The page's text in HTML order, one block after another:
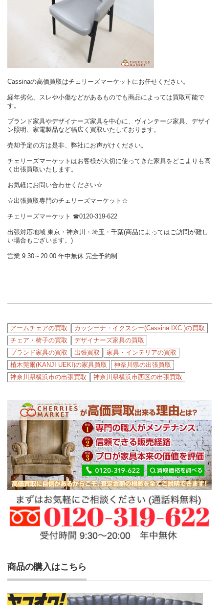
Cassinaの高価買取はチェリーズマーケットにお任せください。
経年劣化、スレや小傷などがあるものでも商品によっては買取可能で
す。
ブランド家具やデザイナーズ家具を中心に、ヴィンテージ家具、デザイ
ン照明、家電製品など幅広く買取いたしております。
売却予定の方は是非、弊社にお声がけください。
チェリーズマーケットはお客様が大切に使ってきた家具をどこよりも高
く出張買取いたします。
お気軽にお問い合わせください☆
☆出張買取専門のチェリーズマーケット☆
チェリーズマーケット ☎︎0120-319-622
出張対応地域 東京・神奈川・埼玉・千葉(商品によってはご訪問が難し
い場合もございます。)
営業 9:30～20:00 年中無休 完全予約制
アームチェアの買取
カッシーナ・イクスシー(Cassina IXC.)の買取
チェア・椅子の買取
デザイナーズ家具の買取
ブランド家具の買取
出張買取
家具・インテリアの買取
植木莞爾(KANJI UEKI)の家具買取
神奈川県の出張買取
神奈川県横浜市の出張買取
神奈川県横浜市西区の出張買取
商品の購入はこちら